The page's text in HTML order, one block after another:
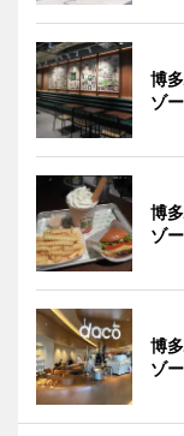
博
ゾ
博
ゾ
博
ゾ